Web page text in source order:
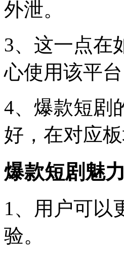
外泄。
3、这一点在
心使用该平台
4、爆款短剧
好，在对应
爆款短剧魅力
1、用户可以
验。